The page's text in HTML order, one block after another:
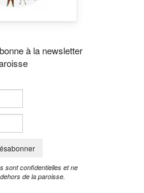
à la newsletter
sont confidentielles et ne
de la paroisse.